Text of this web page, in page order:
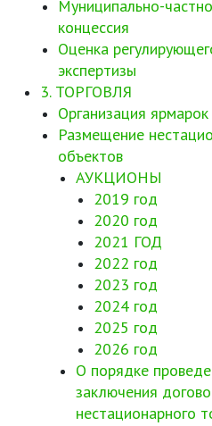
Муниципально-
концессия
Оценка
экспертизы
3. ТОРГОВЛЯ
Организация ярмарок
Размещение
объектов
АУКЦИОНЫ
2019 год
2020 год
2021 ГОД
2022 год
2023 год
2024 год
2025 год
2026 год
О порядке
заключения
нестационарного